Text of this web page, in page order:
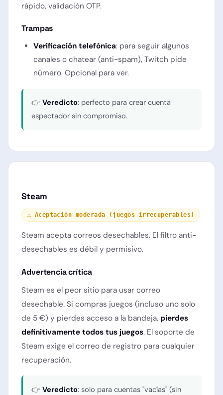
rápido, validación OTP.
Trampas
Verificación telefónica: para seguir algunos
canales o chatear (anti-spam), Twitch pide
número. Opcional para ver.
👉Veredicto: perfecto para crear cuenta
espectador sin compromiso.
Steam
⚠️ Aceptación moderada (juegos irrecuperables)
Steam acepta correos desechables. El filtro anti-
desechables es débil y permisivo.
Advertencia crítica
Steam es el peor sitio para usar correo
desechable. Si compras juegos (incluso uno solo
de 5 €) y pierdes acceso a la bandeja, pierdes
definitivamente todos tus juegos. El soporte de
Steam exige el correo de registro para cualquier
recuperación.
👉Veredicto: solo para cuentas "vacías" (sin